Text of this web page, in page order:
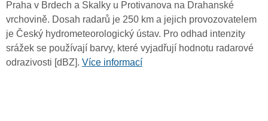
Praha v Brdech a Skalky u Protivanova na Drahanské
vrchovině. Dosah radarů je 250 km a jejich provozovatelem
je Český hydrometeorologický ústav. Pro odhad intenzity
srážek se používají barvy, které vyjadřují hodnotu radarové
odrazivosti [dBZ]. Více informací